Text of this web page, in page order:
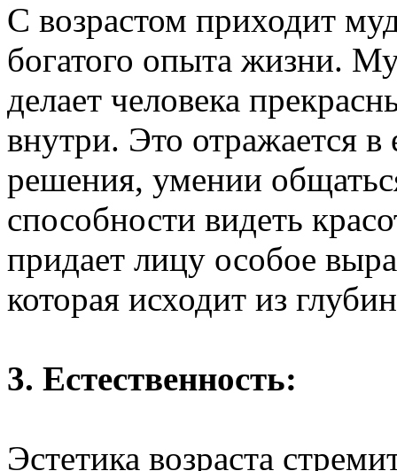
С возрастом приходит
богатого опыта жизни.
делает человека
внутри. Это отражается
решения, умении
способности видеть
придает лицу особое
которая исходит из
3. Естественность:
Эстетика возраста